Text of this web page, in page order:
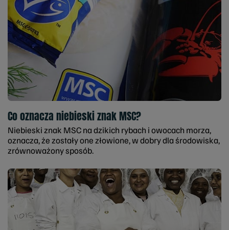
Co oznacza niebieski znak MSC?
Niebieski znak MSC na dzikich rybach i owocach morza,
oznacza, że zostały one złowione, w dobry dla środowiska,
zrównoważony sposób.